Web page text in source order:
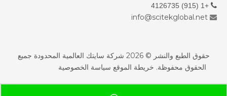

+1 (915) 4126735

info@scitekglobal.net
حقوق الطبع والنشر ©2026 شركة سايتك العالمية المحدودة جميع
الحقوق محفوظة. خريطة الموقع سياسة الخصوصية